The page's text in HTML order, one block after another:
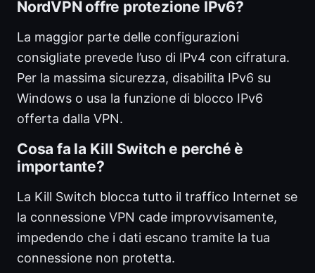
NordVPN offre protezione IPv6?
La maggior parte delle configurazioni
consigliate prevede l’uso di IPv4 con cifratura.
Per la massima sicurezza, disabilita IPv6 su
Windows o usa la funzione di blocco IPv6
offerta dalla VPN.
Cosa fa la Kill Switch e perché è
importante?
La Kill Switch blocca tutto il traffico Internet se
la connessione VPN cade improvvisamente,
impedendo che i dati escano tramite la tua
connessione non protetta.